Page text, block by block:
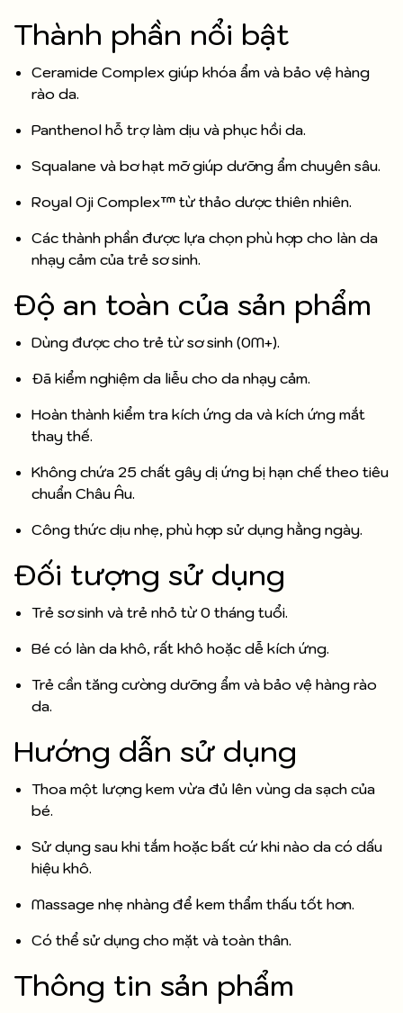
Thành phần nổi bật
Ceramide Complex giúp khóa ẩm và bảo vệ hàng
rào da.
Panthenol hỗ trợ làm dịu và phục hồi da.
Squalane và bơ hạt mỡ giúp dưỡng ẩm chuyên sâu.
Royal Oji Complex™ từ thảo dược thiên nhiên.
Các thành phần được lựa chọn phù hợp cho làn da
nhạy cảm của trẻ sơ sinh.
Độ an toàn của sản phẩm
Dùng được cho trẻ từ sơ sinh (0M+).
Đã kiểm nghiệm da liễu cho da nhạy cảm.
Hoàn thành kiểm tra kích ứng da và kích ứng mắt
thay thế.
Không chứa 25 chất gây dị ứng bị hạn chế theo tiêu
chuẩn Châu Âu.
Công thức dịu nhẹ, phù hợp sử dụng hằng ngày.
Đối tượng sử dụng
Trẻ sơ sinh và trẻ nhỏ từ 0 tháng tuổi.
Bé có làn da khô, rất khô hoặc dễ kích ứng.
Trẻ cần tăng cường dưỡng ẩm và bảo vệ hàng rào
da.
Hướng dẫn sử dụng
Thoa một lượng kem vừa đủ lên vùng da sạch của
bé.
Sử dụng sau khi tắm hoặc bất cứ khi nào da có dấu
hiệu khô.
Massage nhẹ nhàng để kem thẩm thấu tốt hơn.
Có thể sử dụng cho mặt và toàn thân.
Thông tin sản phẩm